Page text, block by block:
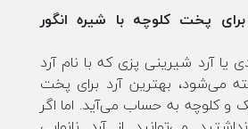
پخت کلوچه با شیره انگور
یا آرد شیرینی پزی که با نام آرد
می‌شود، بهترین آرد برای پخت
و کلوچه به حساب می‌آید. اما اگر